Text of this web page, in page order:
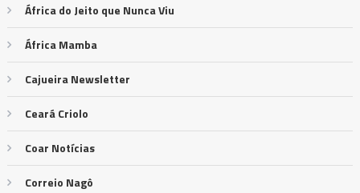
África do Jeito que Nunca Viu
África Mamba
Cajueira Newsletter
Ceará Criolo
Coar Notícias
Correio Nagô